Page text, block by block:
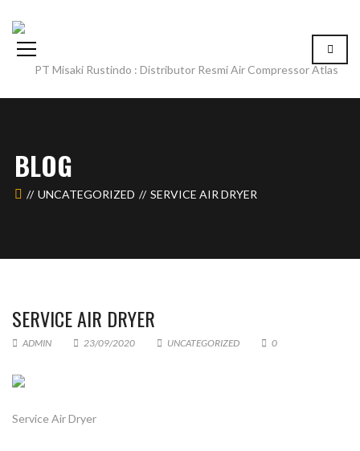
BLOG
UNCATEGORIZED SERVICE AIR DRYER
SERVICE AIR DRYER
ADMIN 23/09/2020 UNCATEGORIZED 0
Service Air Dryer